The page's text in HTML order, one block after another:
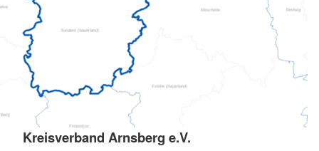
Kreisverband Arnsberg e.V.